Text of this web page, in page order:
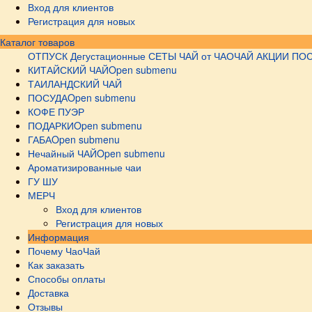
Вход для клиентов
Регистрация для новых
Каталог товаров
ОТПУСК Дегустационные СЕТЫ ЧАЙ от ЧАОЧАЙ АКЦИИ
КИТАЙСКИЙ ЧАЙOpen submenu
ТАИЛАНДСКИЙ ЧАЙ
ПОСУДАOpen submenu
КОФЕ ПУЭР
ПОДАРКИOpen submenu
ГАБАOpen submenu
Нечайный ЧАЙOpen submenu
Ароматизированные чаи
ГУ ШУ
МЕРЧ
Вход для клиентов
Регистрация для новых
Информация
Почему ЧаоЧай
Как заказать
Способы оплаты
Доставка
Отзывы